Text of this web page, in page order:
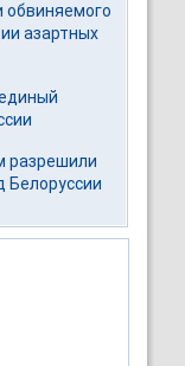
обвиняемого
азартных
разрешили
Белоруссии